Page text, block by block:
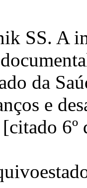
SS. A
da
e